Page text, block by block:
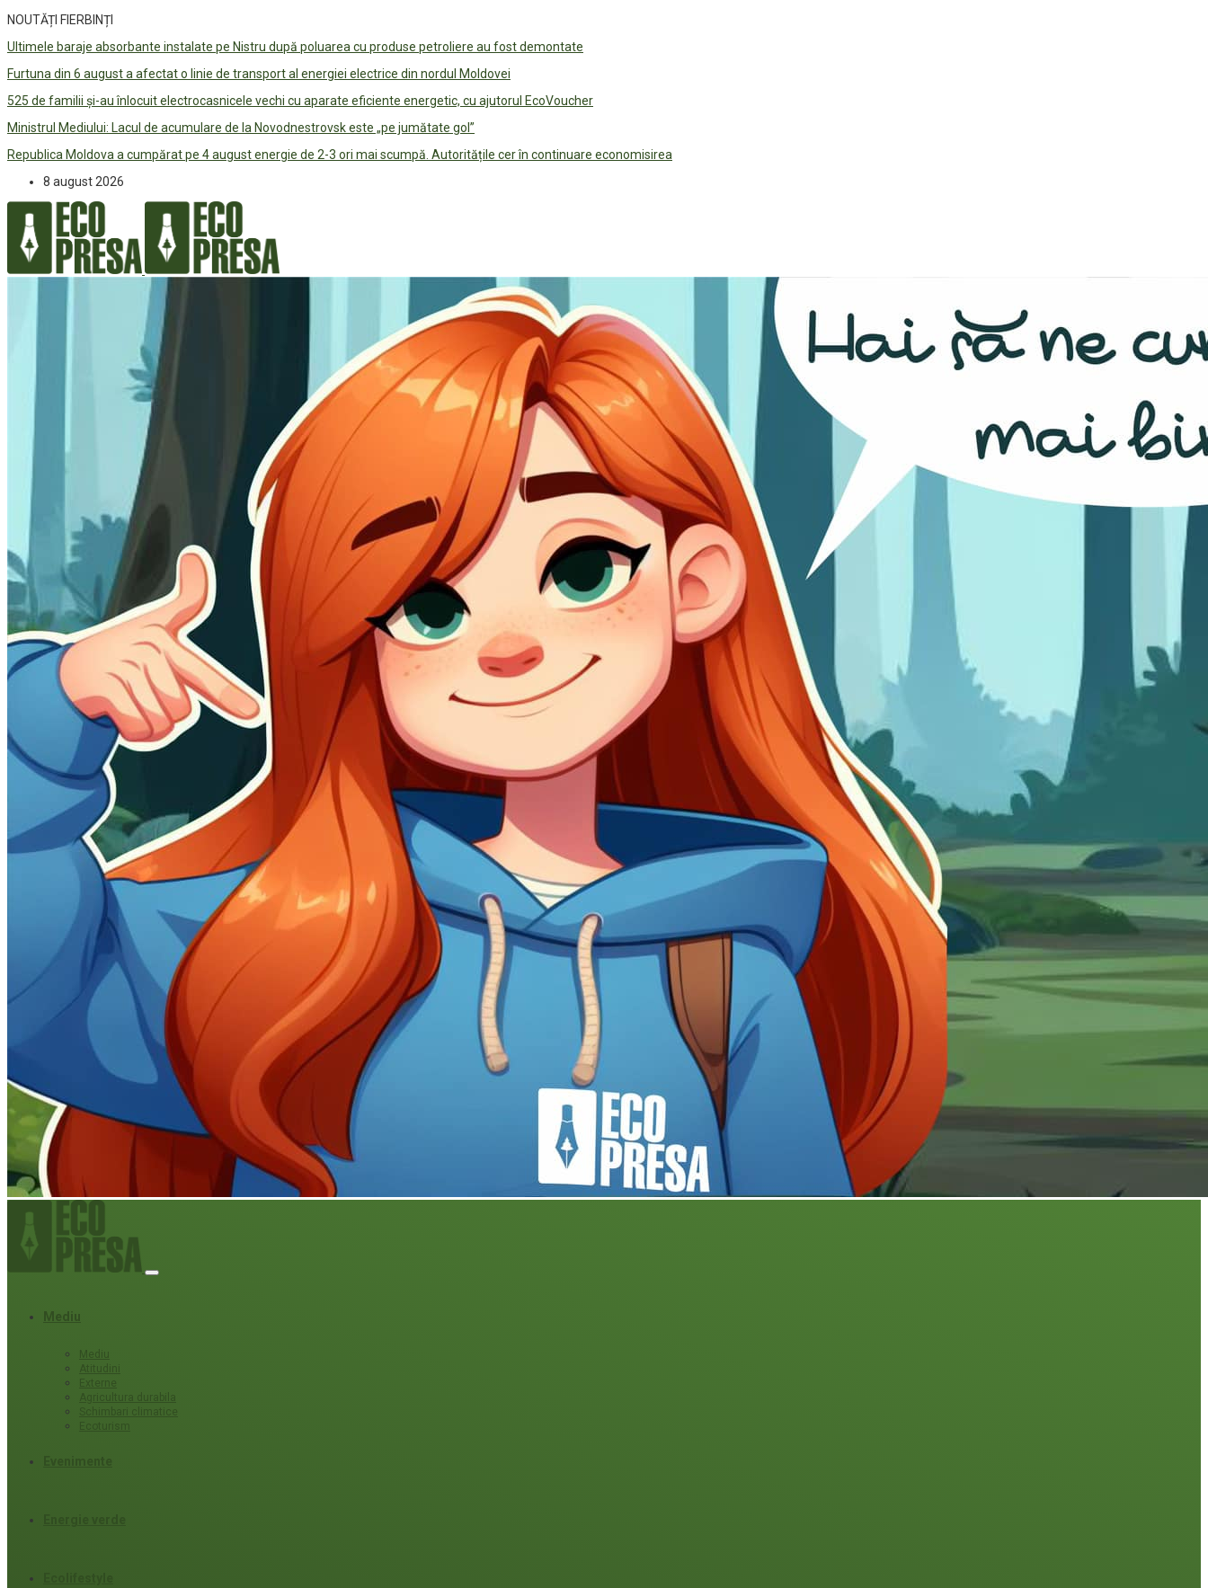
NOUTĂȚI FIERBINȚI
Ultimele baraje absorbante instalate pe Nistru după poluarea cu produse petroliere au fost demontate
Furtuna din 6 august a afectat o linie de transport al energiei electrice din nordul Moldovei
525 de familii și-au înlocuit electrocasnicele vechi cu aparate eficiente energetic, cu ajutorul EcoVoucher
Ministrul Mediului: Lacul de acumulare de la Novodnestrovsk este „pe jumătate gol”
Republica Moldova a cumpărat pe 4 august energie de 2-3 ori mai scumpă. Autoritățile cer în continuare economisirea
8 august 2026
Mediu
Mediu
Atitudini
Externe
Agricultura durabila
Schimbari climatice
Ecoturism